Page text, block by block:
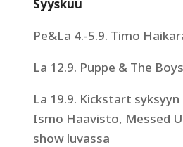
Syyskuu
Pe&La 4.-5.9. Timo
La 12.9. Puppe & The Boys
La 19.9. Kickstart
Ismo Haavisto, Messed
show luvassa